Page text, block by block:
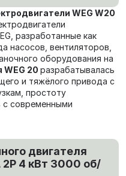
WEG W20
разработанные как
насосов, вентиляторов,
оборудования на
WEG 20 разрабатывалась
и тяжёлого привода с
простоту
с современными
двигателя
2P 4 кВт 3000 об/